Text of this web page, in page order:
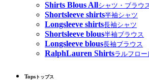
Shirts Blous Allシャツ・ブラウ
Shortsleeve shirts半袖シャツ
Longsleeve shirts長袖シャツ
Shortsleeve blous半袖ブラウス
Longsleeve blous長袖ブラウス
RalphLauren Shirtsラルフロ
Tops トップス